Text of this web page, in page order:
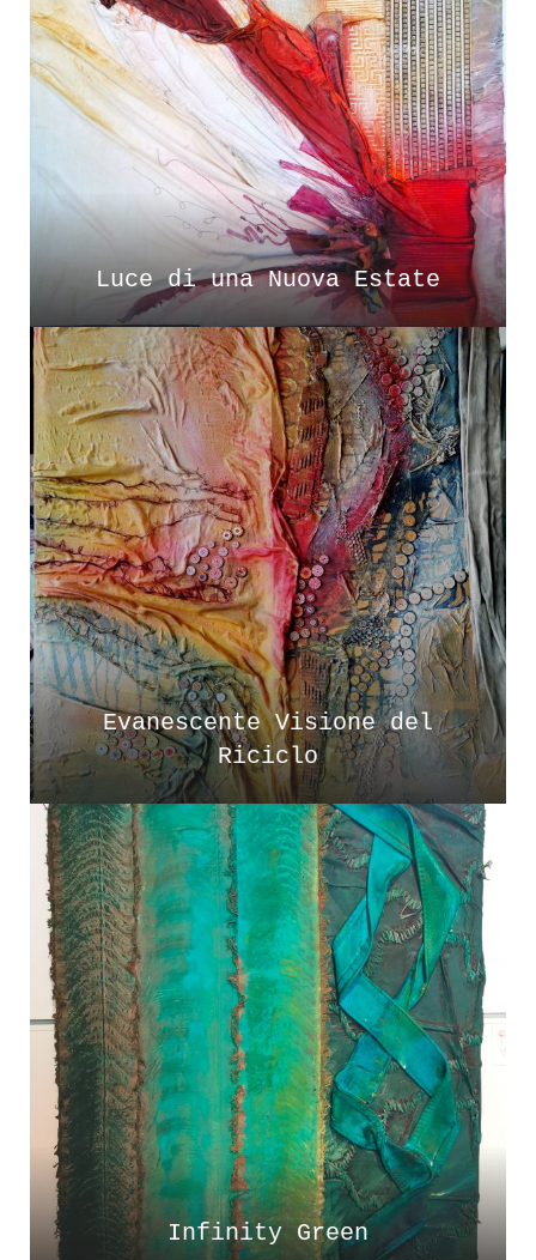
Luce di una Nuova Estate
Evanescente Visione del
Riciclo
Infinity Green